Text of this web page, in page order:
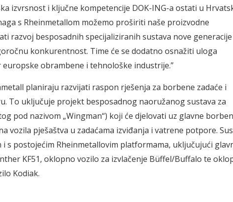
izvrsnost i ključne kompetencije DOK-ING-a ostati u
s Rheinmetallom možemo proširiti naše proizvodne
razvoj besposadnih specijaliziranih sustava nove
konkurentnost. Time će se dodatno osnažiti uloga
obrambene i tehnološke industrije.”
planiraju razvijati raspon rješenja za borbene zadaće i
To uključuje projekt besposadnog naoružanog sustava za
pod nazivom „Wingman“) koji će djelovati uz glavne
vozila pješaštva u zadaćama izviđanja i vatrene potpore.
s postojećim Rheinmetallovim platformama, uključujući
KF51, oklopno vozilo za izvlačenje Büffel/Buffalo te
Kodiak.